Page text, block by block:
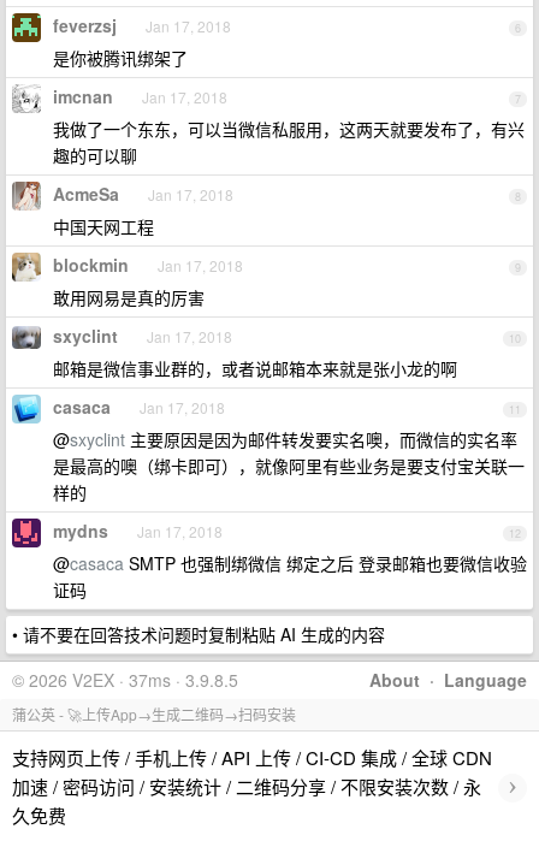
6
feverzsj Jan 17, 2018
是你被腾讯绑架了
7
imcnan Jan 17, 2018
我做了一个东东，可以当微信私服用，这两天就要发布了，有兴
趣的可以聊
8
AcmeSa Jan 17, 2018
中国天网工程
9
blockmin Jan 17, 2018
敢用网易是真的厉害
10
sxyclint Jan 17, 2018
邮箱是微信事业群的，或者说邮箱本来就是张小龙的啊
11
casaca Jan 17, 2018
@sxyclint 主要原因是因为邮件转发要实名噢，而微信的实名率
是最高的噢（绑卡即可），就像阿里有些业务是要支付宝关联一
样的
12
mydns Jan 17, 2018
@casaca SMTP 也强制绑微信 绑定之后 登录邮箱也要微信收验
证码
• 请不要在回答技术问题时复制粘贴 AI 生成的内容
About · Language
© 2026 V2EX · 37ms · 3.9.8.5
蒲公英 - 🚀上传App→生成二维码→扫码安装
支持网页上传 / 手机上传 / API 上传 / CI-CD 集成 / 全球 CDN
加速 / 密码访问 / 安装统计 / 二维码分享 / 不限安装次数 / 永
久免费
›